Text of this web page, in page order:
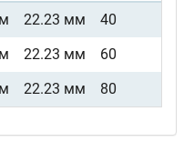
22.23 мм
40
22.23 мм
60
22.23 мм 80